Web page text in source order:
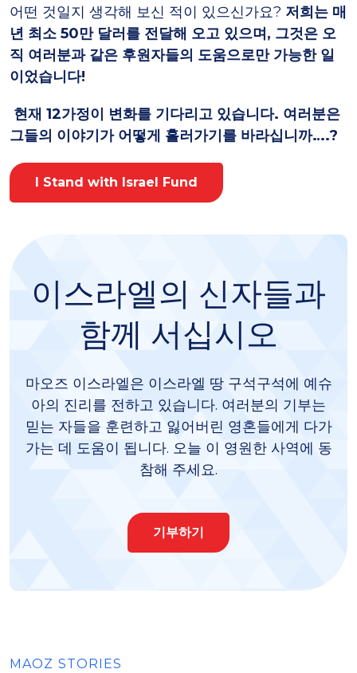
어떤 것일지 생각해 보신 적이 있으신가요? 저희는 매
년 최소 50만 달러를 전달해 오고 있으며, 그것은 오
직 여러분과 같은 후원자들의 도움으로만 가능한 일
이었습니다!
현재 12가정이 변화를 기다리고 있습니다. 여러분은
그들의 이야기가 어떻게 흘러가기를 바라십니까….?
I Stand with Israel Fund
이스라엘의 신자들과
함께 서십시오
마오즈 이스라엘은 이스라엘 땅 구석구석에 예슈
아의 진리를 전하고 있습니다. 여러분의 기부는
믿는 자들을 훈련하고 잃어버린 영혼들에게 다가
가는 데 도움이 됩니다. 오늘 이 영원한 사역에 동
참해 주세요.
기부하기
MAOZ STORIES